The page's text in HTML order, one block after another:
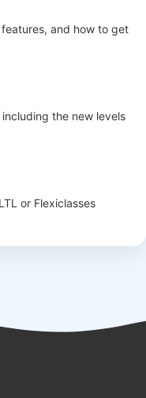
and how to get
the new levels
or Flexiclasses